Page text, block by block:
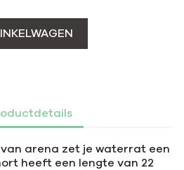
arena zet je waterrat een
heeft een lengte van 22